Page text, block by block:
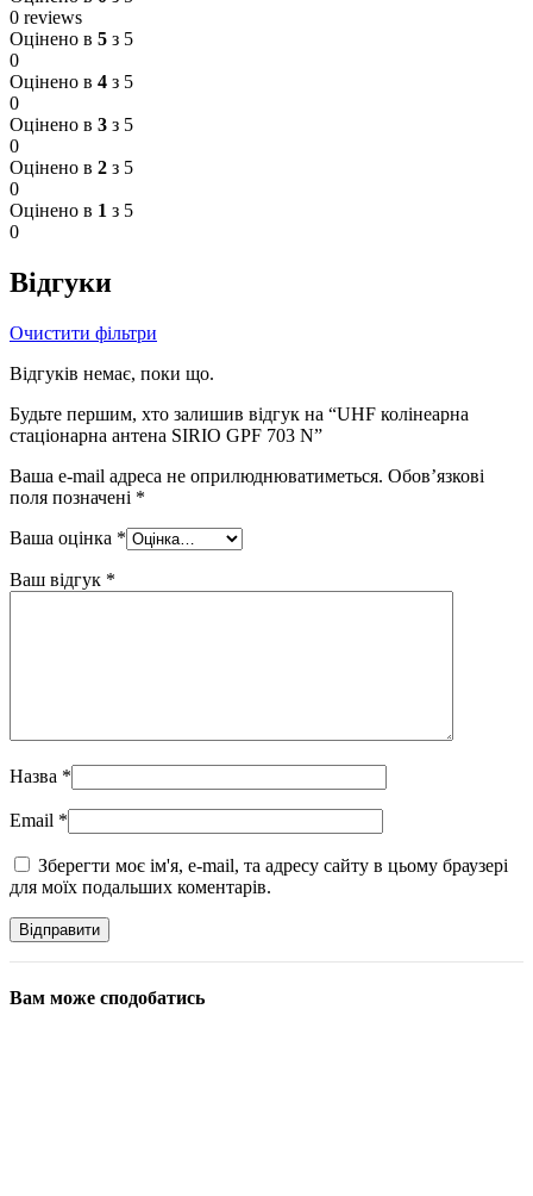
0 reviews
Оцінено в 5 з 5
0
Оцінено в 4 з 5
0
Оцінено в 3 з 5
0
Оцінено в 2 з 5
0
Оцінено в 1 з 5
0
Відгуки
Очистити фільтри
Відгуків немає, поки що.
Будьте першим, хто залишив відгук на “UHF колінеарна
стаціонарна антена SIRIO GPF 703 N”
Ваша e-mail адреса не оприлюднюватиметься. Обов’язкові
поля позначені *
Ваша оцінка *
Ваш відгук *
Назва *
Email *
Зберегти моє ім'я, e-mail, та адресу сайту в цьому браузері
для моїх подальших коментарів.
Вам може сподобатись